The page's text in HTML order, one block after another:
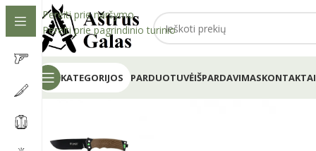
Pereiti prie naršymo
Pereiti prie pagrindinio turinio
KATEGORIJOS PARDUOTUVĖIŠPARDAVIMASKONTAKTAI